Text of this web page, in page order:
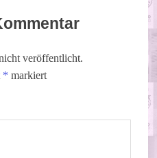
veröffentlicht.
* markiert